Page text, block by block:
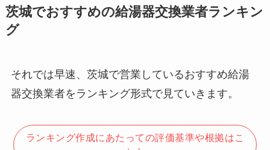
茨城でおすすめの給湯器交換業者ランキン
グ
それでは早速、茨城で営業しているおすすめ給湯
器交換業者をランキング形式で見ていきます。
ランキング作成にあたっての評価基準や根拠はこ